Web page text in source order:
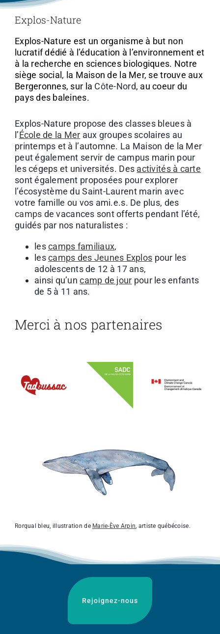
Explos-Nature
Explos-Nature est un organisme à but non
lucratif dédié à l’éducation à l’environnement et
à la recherche en sciences biologiques. Notre
siège social, la Maison de la Mer, se trouve aux
Bergeronnes, sur la Côte-Nord, au coeur du
pays des baleines.
Explos-Nature propose des classes bleues à
l’École de la Mer aux groupesscolaires au
printemps et à l’automne. La Maison de la Mer
peut également servir de campus marin pour
les cégeps et universités. Des activités à carte
sont également proposées pour explorer
l’écosystème du Saint-Laurent marin avec
votre famille ou vos ami.e.s. De plus, des
camps de vacances sont offerts pendant l’été,
guidés par nos naturalistes :
lescamps familiaux,
lescamps des Jeunes Explos pour les
adolescents de 12 à 17 ans,
ainsi qu’uncamp de jour pour les enfants
de 5 à 11 ans.
Merci à nos partenaires
Rorqual bleu, illustration de Marie-Ève Arpin, artiste québécoise.
Rejoignez-nous